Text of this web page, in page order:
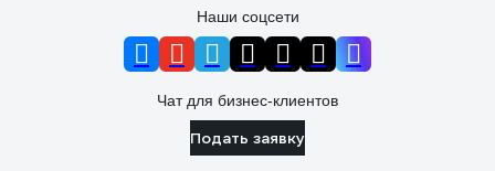
Наши соцсети
Чат для бизнес-клиентов
Подать заявку